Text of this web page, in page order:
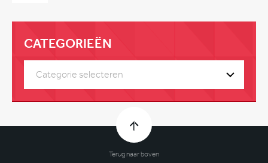
CATEGORIEËN
Categorie selecteren
Terug naar boven